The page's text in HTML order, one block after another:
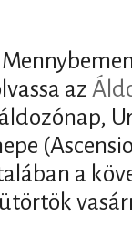
az
a